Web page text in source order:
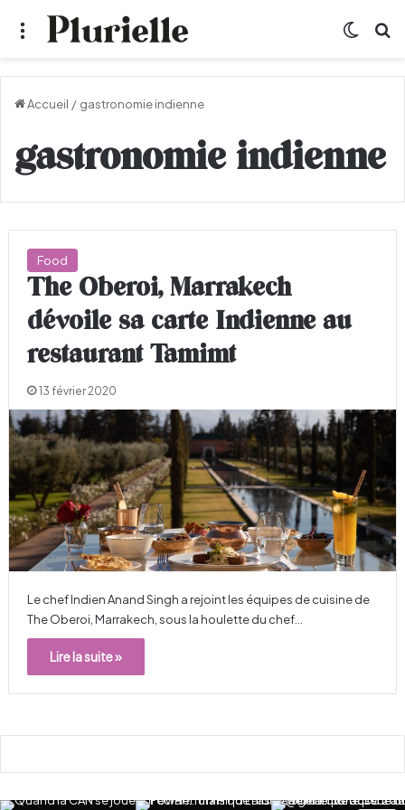
Menu
Accueil / gastronomie indienne
gastronomie indienne
Food
The Oberoi, Marrakech
dévoile sa carte Indienne au
restaurant Tamimt
13 février 2020
Le chef Indien Anand Singh a rejoint les équipes de cuisine de
The Oberoi, Marrakech, sous la houlette du chef…
Lire la suite »